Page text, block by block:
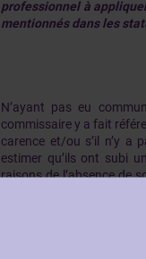
professionnel à
mentionnés dans les
N’ayant pas eu
commissaire y a fait
carence et/ou s’il n’y a
estimer qu’ils ont subi
raisons de l’absence de